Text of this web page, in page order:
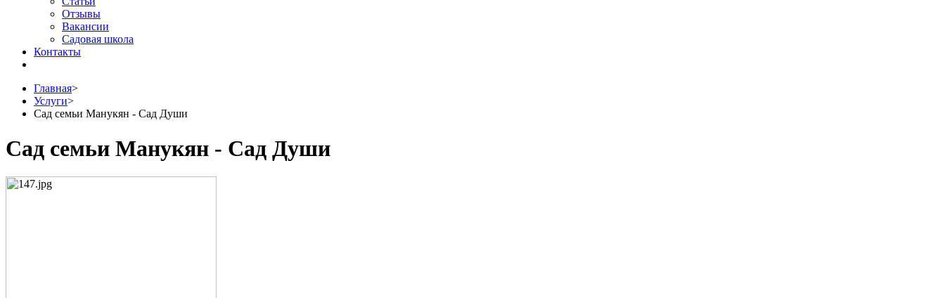
Отзывы
Вакансии
Садовая школа
Контакты
Главная>
Услуги>
Сад семьи Манукян - Сад Души
Сад семьи Манукян - Сад Души